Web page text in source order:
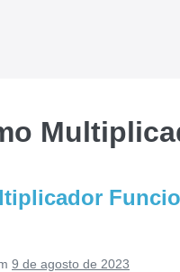
9 de agosto de 2023